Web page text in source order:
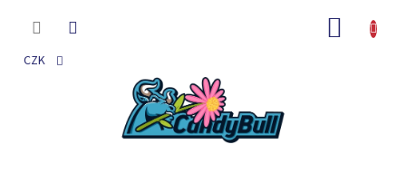
CZK